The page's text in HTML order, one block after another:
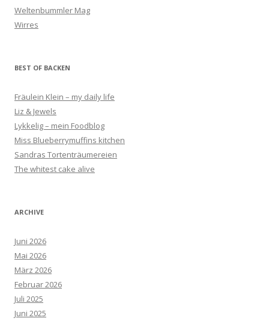
Weltenbummler Mag
Wirres
BEST OF BACKEN
Fräulein Klein – my daily life
Liz & Jewels
Lykkelig – mein Foodblog
Miss Blueberrymuffins kitchen
Sandras Tortenträumereien
The whitest cake alive
ARCHIVE
Juni 2026
Mai 2026
März 2026
Februar 2026
Juli 2025
Juni 2025